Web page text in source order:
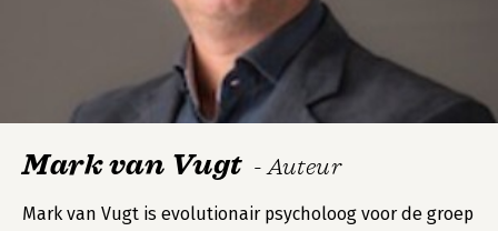
Mark van Vugt - Auteur
Mark van Vugt is evolutionair psycholoog voor de groep